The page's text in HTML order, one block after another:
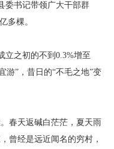
委书记带领广大干部群
多棵。
之初的不到0.3%增至
游”，昔日的“不毛之地”变
春天返碱白茫茫，夏天雨
曾经是远近闻名的穷村，